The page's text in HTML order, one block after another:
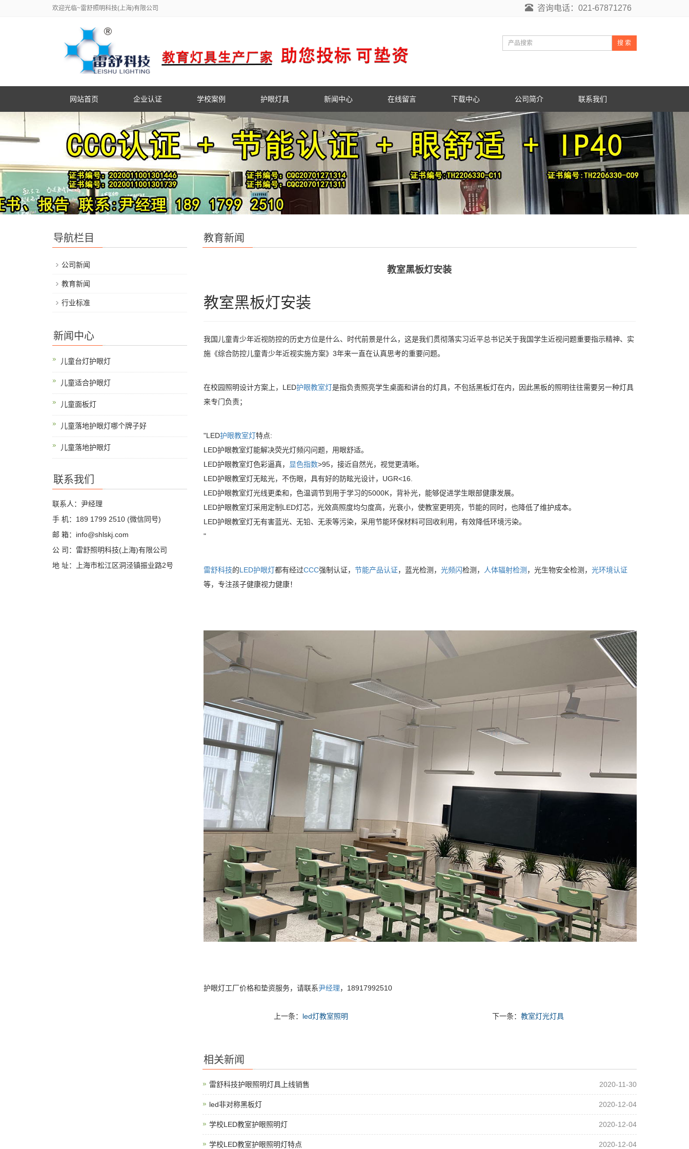
欢迎光临~雷舒照明科技(上海)有限公司 咨询电话：021-67871276
搜 索
网站首页 企业认证 学校案例 护眼灯具 新闻中心 在线留言 下载中心 公司简介 联系我们
教育新闻
教室黑板灯安装
教室黑板灯安装
我国儿童青少年近视防控的历史方位是什么、时代前景是什么，这是我们贯彻落实习近平总书记关于我国学生近视问题重要指示精神、实
施《综合防控儿童青少年近视实施方案》3年来一直在认真思考的重要问题。
在校园照明设计方案上，LED护眼教室灯是指负责照亮学生桌面和讲台的灯具，不包括黑板灯在内，因此黑板的照明往往需要另一种灯具
来专门负责；
"LED护眼教室灯特点:
LED护眼教室灯能解决荧光灯频闪问题，用眼舒适。
LED护眼教室灯色彩逼真，
显色指数>95，接近自然光，视觉更清晰。
LED护眼教室灯无眩光，不伤眼，具有好的防眩光设计，UGR<16.
LED护眼教室灯光线更柔和，色温调节到用于学习的5000K，背补光，能够促进学生眼部健康发展。
LED护眼教室灯采用定制LED灯芯，光效高照度均匀度高，光衰小，使教室更明亮，节能的同时，也降低了维护成本。
LED护眼教室灯无有害蓝光、无铅、无汞等污染，采用节能环保材料可回收利用，有效降低环境污染。
"
雷舒科技的LED护眼灯都有经过CCC强制认证， 节能产品认证，蓝光检测， 光频闪检测， 人体辐射检测 ，光生物安全检测， 光环境认证
等，专注孩子健康视力健康！
护眼灯工厂价格和垫资服务，请联系尹经理，18917992510
上一条： led灯教室照明 下一条：教室灯光灯具
相关新闻
雷舒科技护眼照明灯具上线销售 2020-11-30
led非对称黑板灯 2020-12-04
学校LED教室护眼照明灯 2020-12-04
学校LED教室护眼照明灯特点 2020-12-04
导航栏目
公司新闻
教育新闻
行业标准
新闻中心
儿童台灯护眼灯
儿童适合护眼灯
儿童面板灯
儿童落地护眼灯哪个牌子好
儿童落地护眼灯
联系我们
联系人：尹经理
手 机：189 1799 2510 (微信同号)
邮 箱：info@shlskj.com
公 司：雷舒照明科技(上海)有限公司
地 址：上海市松江区洞泾镇振业路2号